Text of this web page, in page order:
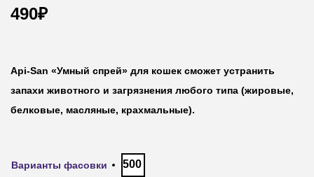
490₽
Api-San «Умный спрей» для кошек сможет устранить
запахи животного и загрязнения любого типа (жировые,
белковые, масляные, крахмальные).
Варианты фасовки
500